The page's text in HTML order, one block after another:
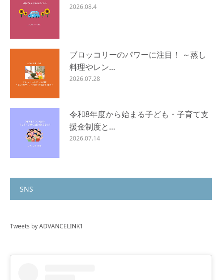
2026.08.4
ブロッコリーのパワーに注目！ ～蒸し
料理やレン…
2026.07.28
令和8年度から始まる子ども・子育て支
援金制度と…
2026.07.14
SNS
Tweets by ADVANCELINK1